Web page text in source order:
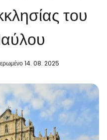
του
14. 08. 2025
την Google
το Facebook
email